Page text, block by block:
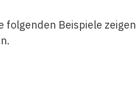
folgenden Beispiele zeigen